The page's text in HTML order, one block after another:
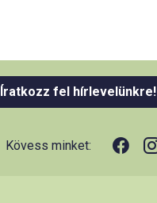
Íratkozz fel hírlevelünkre!
Kövess minket: